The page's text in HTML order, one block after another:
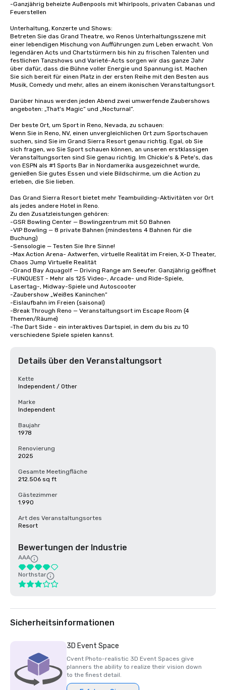
-Ganzjährig beheizte Außenpools mit Whirlpools, privaten Cabanas und
Feuerstellen
Unterhaltung, Konzerte und Shows:
Betreten Sie das Grand Theatre, wo Renos Unterhaltungsszene mit
einer lebendigen Mischung von Aufführungen zum Leben erwacht. Von
legendären Acts und Chartstürmern bis hin zu frischen Talenten und
festlichen Tanzshows und Varieté-Acts sorgen wir das ganze Jahr
über dafür, dass die Bühne voller Energie und Spannung ist. Machen
Sie sich bereit für einen Platz in der ersten Reihe mit den Besten aus
Musik, Comedy und mehr, alles an einem ikonischen Veranstaltungsort.
Darüber hinaus werden jeden Abend zwei umwerfende Zaubershows
angeboten: „That's Magic“ und „Nocturnal“.
Der beste Ort, um Sport in Reno, Nevada, zu schauen:
Wenn Sie in Reno, NV, einen unvergleichlichen Ort zum Sportschauen
suchen, sind Sie im Grand Sierra Resort genau richtig. Egal, ob Sie
sich fragen, wo Sie Sport schauen können, an unseren erstklassigen
Veranstaltungsorten sind Sie genau richtig. Im Chickie's & Pete's, das
von ESPN als #1 Sports Bar in Nordamerika ausgezeichnet wurde,
genießen Sie gutes Essen und viele Bildschirme, um die Action zu
erleben, die Sie lieben.
Das Grand Sierra Resort bietet mehr Teambuilding-Aktivitäten vor Ort
als jedes andere Hotel in Reno.
Zu den Zusatzleistungen gehören:
-GSR Bowling Center — Bowlingzentrum mit 50 Bahnen
-VIP Bowling — 8 private Bahnen (mindestens 4 Bahnen für die
Buchung)
-Sensologie — Testen Sie Ihre Sinne!
-Max Action Arena- Axtwerfen, virtuelle Realität im Freien, X-D Theater,
Chaos Jump Virtuelle Realität
-Grand Bay Aquagolf — Driving Range am Seeufer. Ganzjährig geöffnet
-FUNQUEST - Mehr als 125 Video-, Arcade- und Ride-Spiele,
Lasertag-, Midway-Spiele und Autoscooter
-Zaubershow „Weißes Kaninchen“
-Eislaufbahn im Freien (saisonal)
-Break Through Reno — Veranstaltungsort im Escape Room (4
Themen/Räume)
-The Dart Side - ein interaktives Dartspiel, in dem du bis zu 10
verschiedene Spiele spielen kannst.
Details über den Veranstaltungsort
Kette
Independent / Other
Marke
Independent
Baujahr
1978
Renovierung
2025
Gesamte Meetingfläche
212.506 sq ft
Gästezimmer
1.990
Art des Veranstaltungsortes
Resort
Bewertungen der Industrie
AAA
Northstar
Sicherheitsinformationen
3D Event Space
Cvent Photo-realistic 3D Event Spaces give
planners the ability to realize their vision down
to the finest detail.